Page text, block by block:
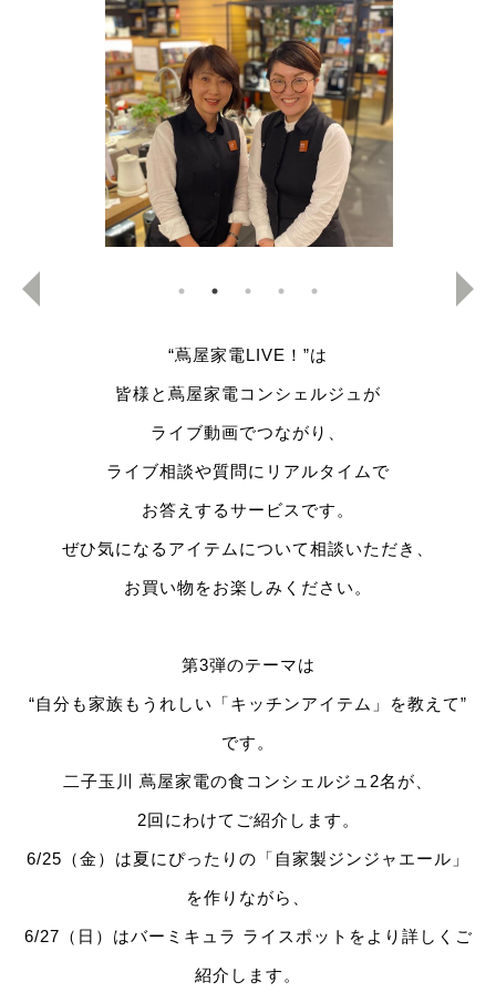
“蔦屋家電LIVE！”は
皆様と蔦屋家電コンシェルジュが
ライブ動画でつながり、
ライブ相談や質問にリアルタイムで
お答えするサービスです。
ぜひ気になるアイテムについて相談いただき、
お買い物をお楽しみください。
第3弾のテーマは
“自分も家族もうれしい「キッチンアイテム」を教えて”
です。
二子玉川 蔦屋家電の食コンシェルジュ2名が、
2回にわけてご紹介します。
6/25（金）は夏にぴったりの「自家製ジンジャエール」
を作りながら、
6/27（日）はバーミキュラ ライスポットをより詳しくご
紹介します。